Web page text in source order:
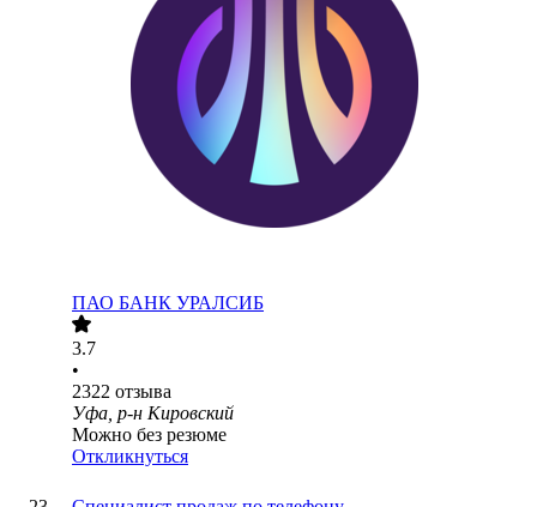
ПАО БАНК УРАЛСИБ
3.7
•
2322 отзыва
Уфа, р-н Кировский
Можно без резюме
Откликнуться